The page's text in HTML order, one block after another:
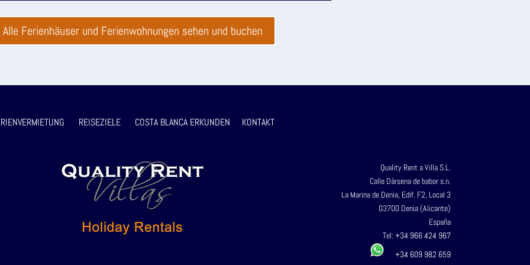
Alle Ferienhäuser und Ferienwohnungen sehen und buchen
REISEZIELE COSTA BLANCA ERKUNDEN KONTAKT
Quality Rent a Villa S.L.
Calle Dársena de babor s.n.
La Marina de Denia, Edif. F2, Local 3
03700 Denia (Alicante)
España
Tel: +34 966 424 967
+34 609 982 659